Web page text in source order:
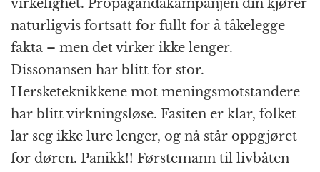
virkelighet. Propagandakampanjen din kjører
naturligvis fortsatt for fullt for å tåkelegge
fakta – men det virker ikke lenger.
Dissonansen har blitt for stor.
Hersketeknikkene mot meningsmotstandere
har blitt virkningsløse. Fasiten er klar, folket
lar seg ikke lure lenger, og nå står oppgjøret
for døren. Panikk!! Førstemann til livbåten